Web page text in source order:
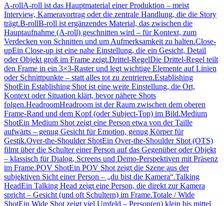
A-rollA-roll ist das Hauptmaterial einer Produktion – meist
Interview, Kameravortrag oder die zentrale Handlung, die die Story
trägt.B-rollB-roll ist ergänzendes Material, das zwischen die
Hauptaufnahme (A-roll) geschnitten wird – für Kontext, zum
Verdecken von Schnitten und um Aufmerksamkeit zu halten.Close-
upEin Close-up ist eine nahe Einstellung, die ein Gesicht, Detail
oder Objekt groß im Frame zeigt.Drittel-RegelDie Drittel-Regel teilt
den Frame in ein 3×3-Raster und legt wichtige Elemente auf Linien
oder Schnittpunkte – statt alles tot zu zentrieren.Establishing
ShotEin Establishing Shot ist eine weite Einstellung, die Ort,
Kontext oder Situation klärt, bevor nähere Shots
folgen.HeadroomHeadroom ist der Raum zwischen dem oberen
Frame-Rand und dem Kopf (oder Subject-Top) im Bild.Medium
ShotEin Medium Shot zeigt eine Person etwa von der Taille
aufwärts – genug Gesicht für Emotion, genug Körper für
Gestik.Over-the-Shoulder ShotEin Over-the-Shoulder Shot (OTS)
filmt über die Schulter einer Person auf das Gegenüber oder Objekt
– klassisch für Dialog, Screens und Demo-Perspektiven mit Präsenz
im Frame.POV ShotEin POV Shot zeigt die Szene aus der
subjektiven Sicht einer Person – „du bist die Kamera“.Talking
HeadEin Talking Head zeigt eine Person, die direkt zur Kamera
spricht – Gesicht (und oft Schultern) im Frame.Totale / Wide
ShotEin Wide Shot zeigt viel Umfeld – Person(en) klein bis mittel